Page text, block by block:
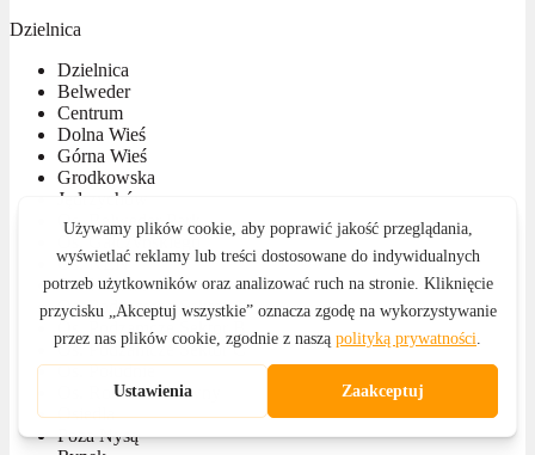
Dzielnica
Dzielnica
Belweder
Centrum
Dolna Wieś
Górna Wieś
Grodkowska
Jędrzychów
Os. Belweder Park
Os. Gałczyńskiego
Os. KEN
Os. Kościuszki
Os. Podzamcze Sektor A
Os. Podzamcze Sektor B
Os. Podzamcze Sektor C
Os. Południe
Os. Rodziewiczówny
Osiedla
Poza Nysą